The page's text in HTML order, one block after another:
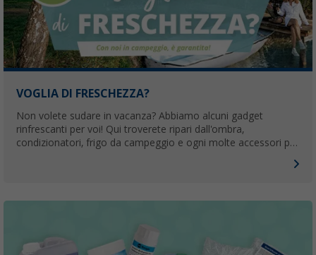
VOGLIA DI FRESCHEZZA?
Non volete sudare in vacanza? Abbiamo alcuni gadget
rinfrescanti per voi! Qui troverete ripari dall'ombra,
condizionatori, frigo da campeggio e ogni molte accessori per